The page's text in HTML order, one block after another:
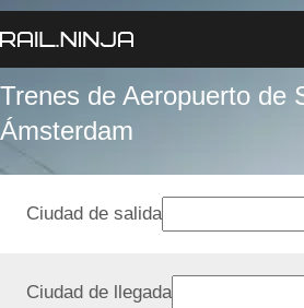
Trenes de Aeropuerto de
Ámsterdam
Ciudad de salida
Ciudad de llegada